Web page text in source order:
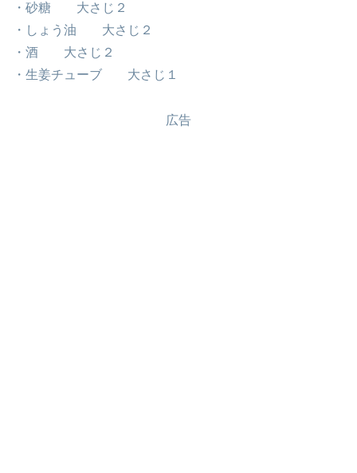
・砂糖 大さじ２
・しょう油 大さじ２
・酒 大さじ２
・生姜チューブ 大さじ１
広告